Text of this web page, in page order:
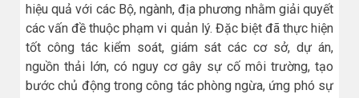
hiệu quả với các Bộ, ngành, địa phương nhằm giải quyết
các vấn đề thuộc phạm vi quản lý. Đặc biệt đã thực hiện
tốt công tác kiểm soát, giám sát các cơ sở, dự án,
nguồn thải lớn, có nguy cơ gây sự cố môi trường, tạo
bước chủ động trong công tác phòng ngừa, ứng phó sự